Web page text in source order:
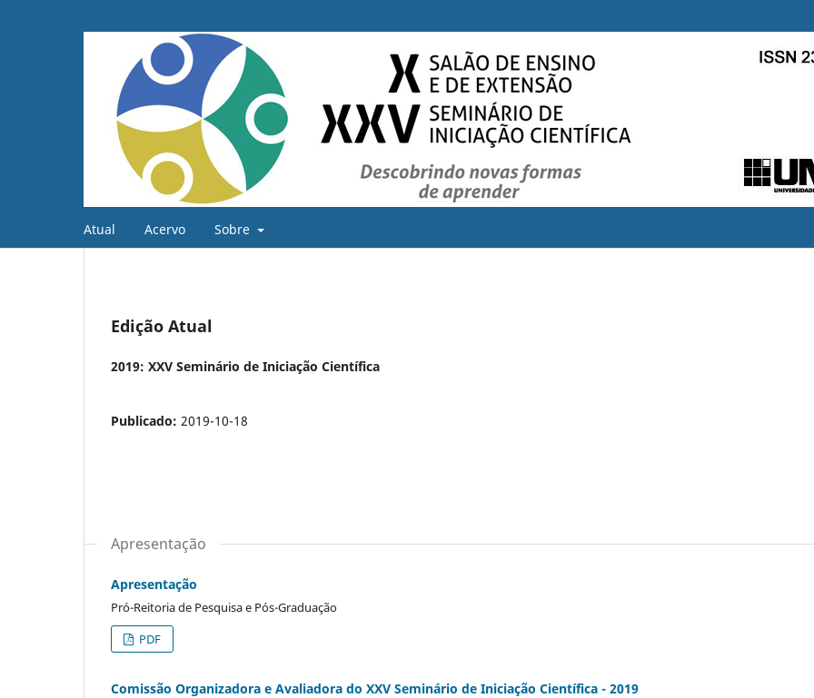
Atual Acervo Sobre
Edição Atual
2019: XXV Seminário de Iniciação Científica
Publicado: 2019-10-18
Apresentação
Apresentação
Pró-Reitoria de Pesquisa e Pós-Graduação
PDF
Comissão Organizadora e Avaliadora do XXV Seminário de Iniciação Científica - 2019